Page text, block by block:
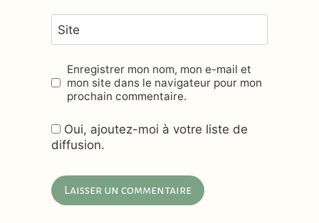
Site
Enregistrer mon nom, mon e-mail et
mon site dans le navigateur pour mon
prochain commentaire.
Oui, ajoutez-moi à votre liste de
diffusion.